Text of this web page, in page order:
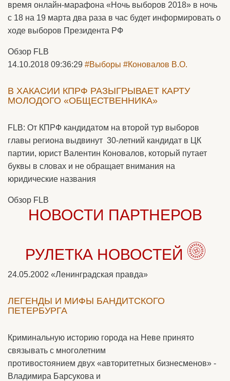
время онлайн-марафона «Ночь выборов 2018» в ночь
с 18 на 19 марта два раза в час будет информировать о
ходе выборов Президента РФ
Обзор FLB
14.10.2018 09:36:29 #Выборы #Коновалов В.О.
В ХАКАСИИ КПРФ РАЗЫГРЫВАЕТ КАРТУ
МОЛОДОГО «ОБЩЕСТВЕННИКА»
FLB: От КПРФ кандидатом на второй тур выборов
главы региона выдвинут 30-летний кандидат в ЦК
партии, юрист Валентин Коновалов, который путает
буквы в словах и не обращает внимания на
юридические названия
Обзор FLB
НОВОСТИ ПАРТНЕРОВ
РУЛЕТКА НОВОСТЕЙ
24.05.2002 «Ленинградская правда»
ЛЕГЕНДЫ И МИФЫ БАНДИТСКОГО
ПЕТЕРБУРГА
Криминальную историю города на Неве принято
связывать с многолетним
противостоянием двух «авторитетных бизнесменов» -
Владимира Барсукова и